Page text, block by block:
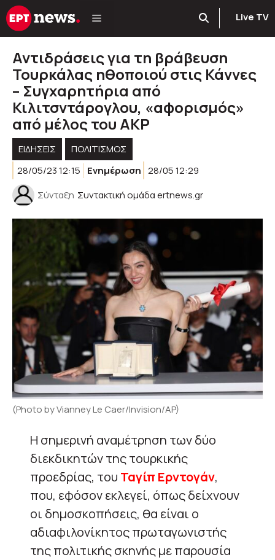
Μετάβαση
σε
Live TV
Αντιδράσεις για τη βράβευση
Τουρκάλας ηθοποιού στις Κάννες
– Συγχαρητήρια από
Κιλιτσντάρογλου, «αφορισμός»
από μέλος του AKP
ΕΙΔΗΣΕΙΣ
ΠΟΛΙΤΙΣΜΟΣ
28/05/23 12:15
Ενημέρωση 28/05 12:29
Σύνταξη Συντακτική ομάδα ertnews.gr
(Photo by Vianney Le Caer/Invision/AP)
Η σημερινή αναμέτρηση των δύο
διεκδικητών της τουρκικής
προεδρίας, του Ταγίπ Ερντογάν,
που, εφόσον εκλεγεί, όπως δείχνουν
οι δημοσκοπήσεις, θα είναι ο
αδιαφιλονίκητος πρωταγωνιστής
της πολιτικής σκηνής με παρουσία